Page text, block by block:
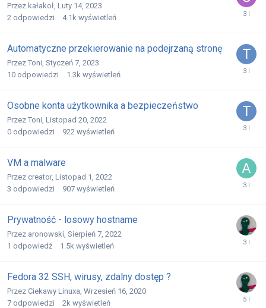
Przez kałakoł Luty 14, 2023
2 odpowiedzi 4.1k wyświetleń
Automatyczne przekierowanie na podejrzaną stronę
Przez Toni Styczeń 7, 2023
10 odpowiedzi 1.3k wyświetleń
Osobne konta użytkownika a bezpieczeństwo
Przez Toni Listopad 20, 2022
0 odpowiedzi 922 wyświetleń
VM a malware
Przez creator, Listopad 1, 2022
3 odpowiedzi 907 wyświetleń
Prywatność - losowy hostname
Przez aronowski Sierpień 7, 2022
1 odpowiedź 1.5k wyświetleń
Fedora 32 SSH, wirusy, zdalny dostęp ?
Przez Ciekawy Linuxa Wrzesień 16, 2020
7 odpowiedzi 2k wyświetleń